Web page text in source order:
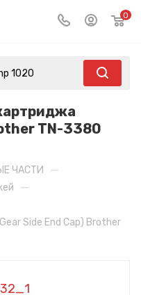
0
TN-3380
ЧАСТИ —
—
Side End Cap) Brother